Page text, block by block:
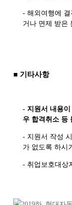
-해외여행에
거나 면제 받은
■ 기타사항
- 지원서 내용
우 합격취소 등
- 지원서 작성
가 없도록 하시
- 취업보호대상